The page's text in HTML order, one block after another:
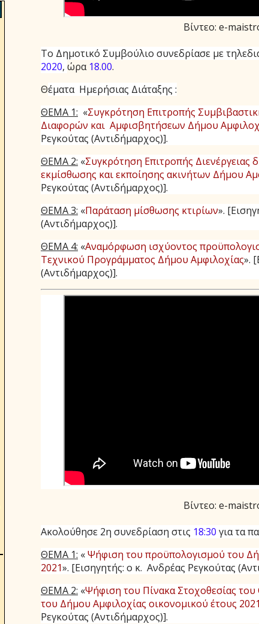
Βίντεο: e-
Το Δημοτικό Συμβούλιο συνεδρίασε με
2020, ώρα 18.00.
Θέματα Ημερήσιας Διάταξης :
ΘΕΜΑ 1: «Συγκρότηση Επιτροπής
Διαφορών και Αμφισβητήσεων Δήμου
Ρεγκούτας (Αντιδήμαρχος)].
ΘΕΜΑ 2: «Συγκρότηση Επιτροπής
εκμίσθωσης και εκποίησης ακινήτων Δήμου
Ρεγκούτας (Αντιδήμαρχος)].
ΘΕΜΑ 3: «Παράταση μίσθωσης κτιρίων».
(Αντιδήμαρχος)].
ΘΕΜΑ 4: «Αναμόρφωση ισχύοντος
Τεχνικού Προγράμματος Δήμου Αμφιλοχίας».
(Αντιδήμαρχος)].
Βίντεο: e-
Ακολούθησε 2η συνεδρίαση στις 18:30 για τα
ΘΕΜΑ 1: «Ψήφιση του προϋπολογισμού του
2021». [Εισηγητής: ο κ. Ανδρέας Ρεγκούτας
ΘΕΜΑ 2: «Ψήφιση του Πίνακα Στοχοθεσίας
του Δήμου Αμφιλοχίας οικονομικού έτους
Ρεγκούτας (Αντιδήμαρχος)].